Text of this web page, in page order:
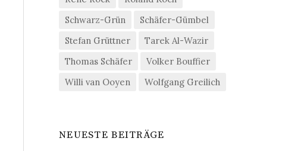
Schwarz-Grün
Schäfer-Gümbel
Stefan Grüttner
Tarek Al-Wazir
Thomas Schäfer
Volker Bouffier
Willi van Ooyen
Wolfgang Greilich
NEUESTE BEITRÄGE